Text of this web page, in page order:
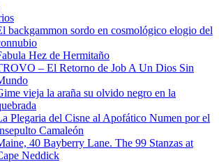
backgammon sordo en cosmológico elogio del
Hez de Hermitaño
– El Retorno de Job A Un Dios Sin
vieja la araña su olvido negro en la
Plegaria del Cisne al Apofático Numen por el
Camaleón
40 Bayberry Lane. The 99 Stanzas at
Neddick